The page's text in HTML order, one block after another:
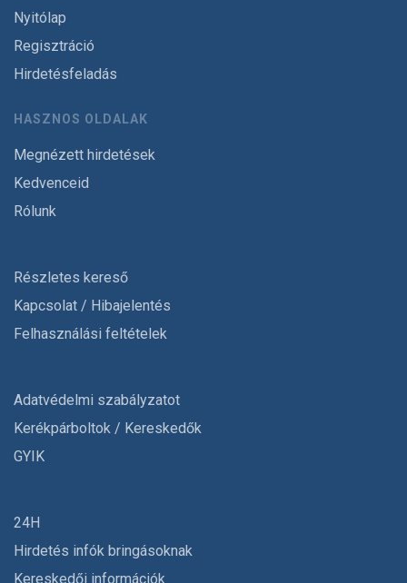
Nyitólap
Regisztráció
Hirdetésfeladás
HASZNOS OLDALAK
Megnézett hirdetések
Kedvenceid
Rólunk
Részletes kereső
Kapcsolat / Hibajelentés
Felhasználási feltételek
Adatvédelmi szabályzatot
Kerékpárboltok / Kereskedők
GYIK
24H
Hirdetés infók bringásoknak
Kereskedői információk